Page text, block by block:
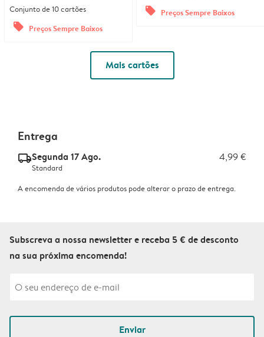
Conjunto de 10 cartões
offers Preços Sempre Baixos
offers Preços Sempre Baixos
Mais cartões
Entrega
delivery_standard_v2Segunda 17 Ago. 4,99 €
Standard
A encomenda de vários produtos pode alterar o prazo de entrega.
Subscreva a nossa newsletter e receba 5 € de desconto
na sua próxima encomenda!
Enviar